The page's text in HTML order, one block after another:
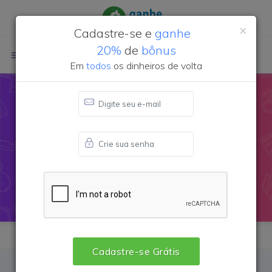
Login Cadastre-se
Cupom de desconto
Shutterstock
×
Cadastre-se e ganhe
20% de bônus
Em todos os dinheiros de volta
Cadastre-se Grátis